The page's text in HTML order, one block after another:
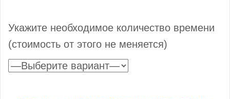
Укажите необходимое количество времени
(стоимость от этого не меняется)